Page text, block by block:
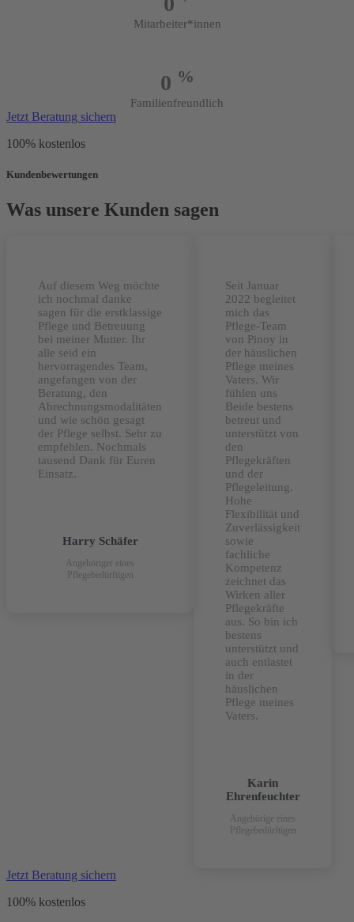
Mitarbeiter*innen
0 %
Familienfreundlich
Jetzt Beratung sichern
100% kostenlos
Kundenbewertungen
Was unsere Kunden sagen
Auf diesem Weg möchte
ich nochmal danke
sagen für die erstklassige
Pflege und Betreuung
bei meiner Mutter. Ihr
alle seid ein
hervorragendes Team,
angefangen von der
Beratung, den
Abrechnungsmodalitäten
und wie schön gesagt
der Pflege selbst. Sehr zu
empfehlen. Nochmals
tausend Dank für Euren
Einsatz.
Harry Schäfer
Angehöriger eines
Pflegebedürftigen
Seit Januar
2022 begleitet
mich das
Pflege-Team
von Pinoy in
der häuslichen
Pflege meines
Vaters. Wir
fühlen uns
Beide bestens
betreut und
unterstützt von
den
Pflegekräften
und der
Pflegeleitung.
Hohe
Flexibilität und
Zuverlässigkeit
sowie
fachliche
Kompetenz
zeichnet das
Wirken aller
Pflegekräfte
aus. So bin ich
bestens
unterstützt und
auch entlastet
in der
häuslichen
Pflege meines
Vaters.
Karin
Ehrenfeuchter
Angehörige eines
Pflegebedürftigen
Jetzt Beratung sichern
100% kostenlos